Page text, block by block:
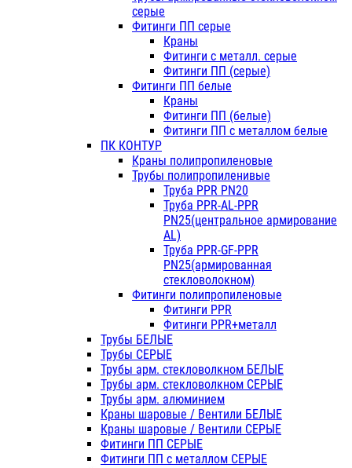
серые
Фитинги ПП серые
Краны
Фитинги с металл. серые
Фитинги ПП (серые)
Фитинги ПП белые
Краны
Фитинги ПП (белые)
Фитинги ПП с металлом белые
ПК КОНТУР
Краны полипропиленовые
Трубы полипропиленивые
Труба PPR PN20
Труба PPR-AL-PPR
PN25(центральное армирование
AL)
Труба PPR-GF-PPR
PN25(армированная
стекловолокном)
Фитинги полипропиленовые
Фитинги PPR
Фитинги PPR+металл
Трубы БЕЛЫЕ
Трубы СЕРЫЕ
Трубы арм. стекловолкном БЕЛЫЕ
Трубы арм. стекловолкном СЕРЫЕ
Трубы арм. алюминием
Краны шаровые / Вентили БЕЛЫЕ
Краны шаровые / Вентили СЕРЫЕ
Фитинги ПП СЕРЫЕ
Фитинги ПП с металлом СЕРЫЕ